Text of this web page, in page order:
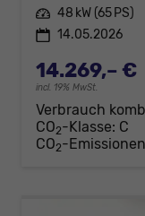
Leistung 48 kW (65 PS)
14.05.2026
14.269,– €
incl. 19% MwSt.
Verbrauch
CO2-Klasse: C
CO2-